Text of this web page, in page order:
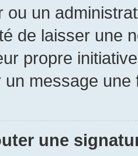
ou un
de laisser une
propre
message une
une